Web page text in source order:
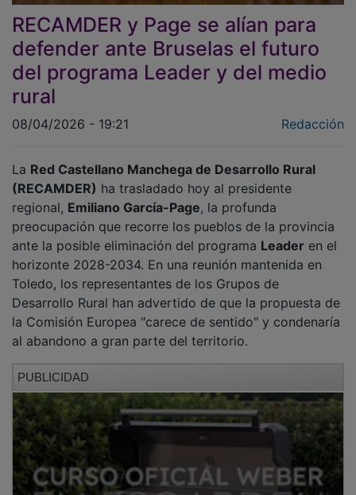
RECAMDER y Page se alían para
defender ante Bruselas el futuro
del programa Leader y del medio
rural
(RECAMDER)ha trasladado hoy al presidente
regional,Emiliano García-Page, la profunda
preocupación que recorre los pueblos de la provincia
ante la posible eliminación del programa Leaderen el
horizonte 2028-2034. En una reunión mantenida en
Toledo, los representantes de los Grupos de
Desarrollo Rural han advertido de que la propuesta de
la Comisión Europea "carece de sentido" y condenaría
al abandono a gran parte del territorio.